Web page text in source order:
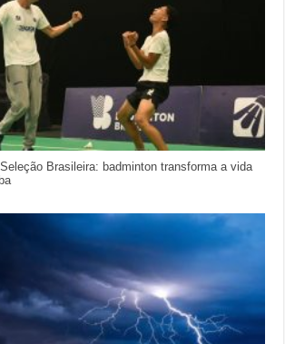
Brasileira: badminton transforma a vida